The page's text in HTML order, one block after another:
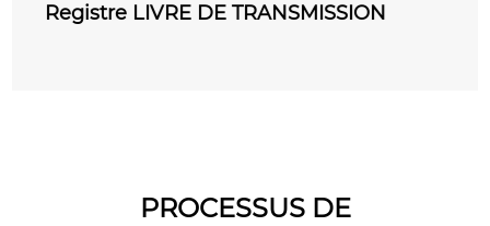
COURRIER DEPART Registre
PROCESSUS DE